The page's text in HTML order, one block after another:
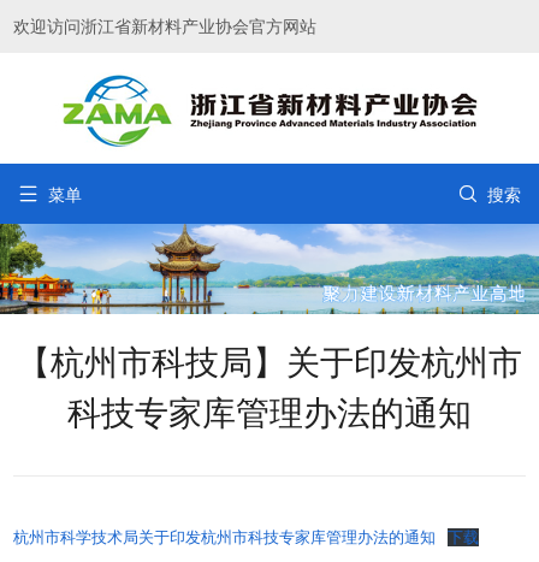
欢迎访问浙江省新材料产业协会官方网站
 菜单  搜索
【杭州市科技局】关于印发杭州市
科技专家库管理办法的通知
杭州市科学技术局关于印发杭州市科技专家库管理办法的通知 下载